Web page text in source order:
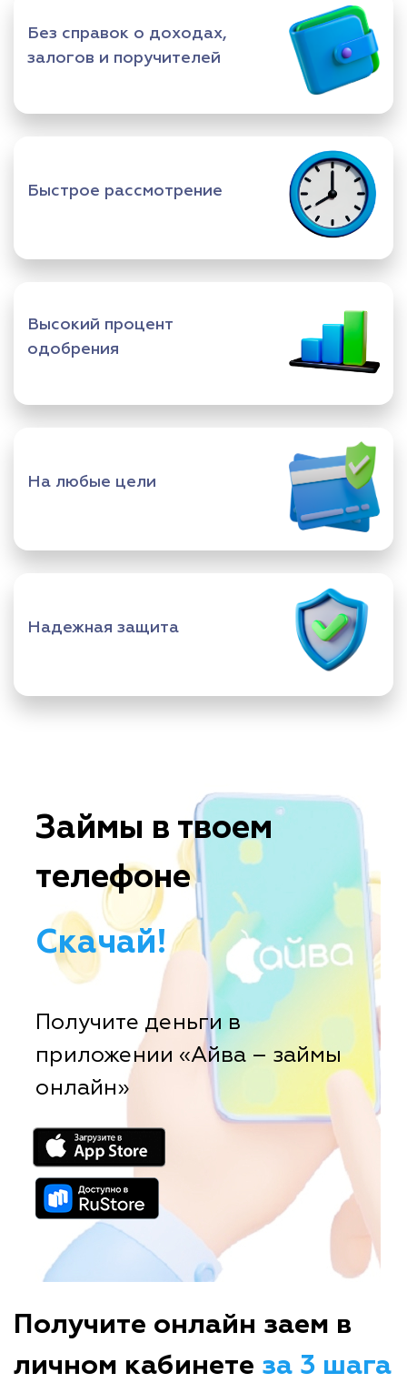
Без справок о доходах,
залогов и поручителей
Быстрое рассмотрение
Высокий процент
одобрения
На любые цели
Надежная защита
Займы в твоем
телефоне
Скачай!
Получите деньги в
приложении «Айва – займы
онлайн»
Получите онлайн заем в
личном кабинете за 3 шага